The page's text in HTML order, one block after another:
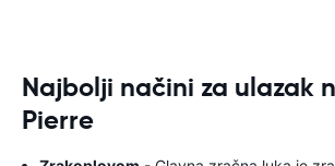
Najbolji načini za ulazak
Pierre